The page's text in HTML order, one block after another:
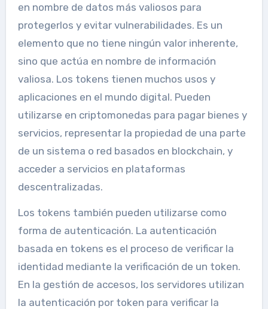
en nombre de datos más valiosos para
protegerlos y evitar vulnerabilidades. Es un
elemento que no tiene ningún valor inherente,
sino que actúa en nombre de información
valiosa. Los tokens tienen muchos usos y
aplicaciones en el mundo digital. Pueden
utilizarse en criptomonedas para pagar bienes y
servicios, representar la propiedad de una parte
de un sistema o red basados en blockchain, y
acceder a servicios en plataformas
descentralizadas.
Los tokens también pueden utilizarse como
forma de autenticación. La autenticación
basada en tokens es el proceso de verificar la
identidad mediante la verificación de un token.
En la gestión de accesos, los servidores utilizan
la autenticación por token para verificar la